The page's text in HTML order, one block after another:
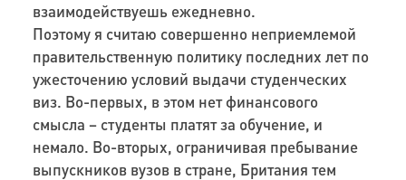
взаимодействуешь ежедневно.
Поэтому я считаю совершенно неприемлемой
правительственную политику последних лет по
ужесточению условий выдачи студенческих
виз. Во-первых, в этом нет финансового
смысла – студенты платят за обучение, и
немало. Во-вторых, ограничивая пребывание
выпускников вузов в стране, Британия тем